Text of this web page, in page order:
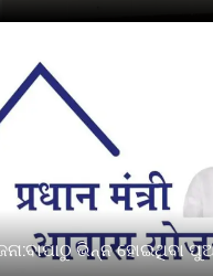
ଭିନ୍ନ ହୋଇଥିବା